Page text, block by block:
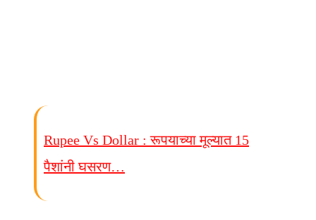
Rupee Vs Dollar : रूपयाच्या मूल्यात 15
पैशांनी घसरण…